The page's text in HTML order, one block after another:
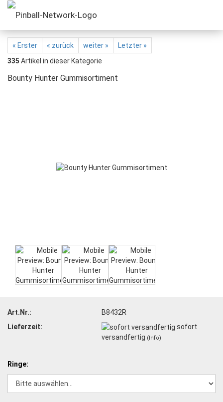
« Erster « zurück weiter »
Letzter »
335 Artikel in dieser Kategorie
Bounty Hunter Gummisortiment
Art.Nr.:
B8432R
Lieferzeit:
sofort
versandfertig (Info)
Ringe: